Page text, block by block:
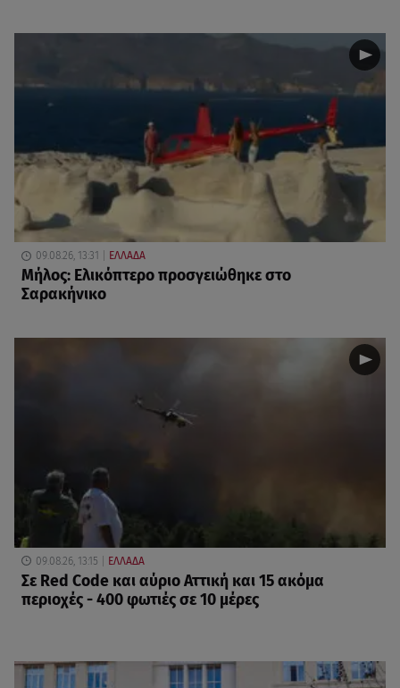
09.08.26, 13:31 ΕΛΛΑΔΑ
Μήλος: Ελικόπτερο προσγειώθηκε στο
Σαρακήνικο
09.08.26, 13:15 ΕΛΛΑΔΑ
Σε Red Code και αύριο Αττική και 15 ακόμα
περιοχές - 400 φωτιές σε 10 μέρες